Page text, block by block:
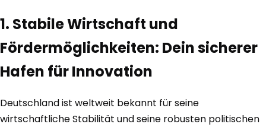
1. Stabile Wirtschaft und
Fördermöglichkeiten: Dein sicherer
Hafen für Innovation
Deutschland ist weltweit bekannt für seine
wirtschaftliche Stabilität und seine robusten politischen